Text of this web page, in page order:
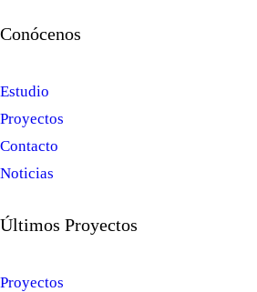
Conócenos
Estudio
Proyectos
Contacto
Noticias
Últimos Proyectos
Proyectos